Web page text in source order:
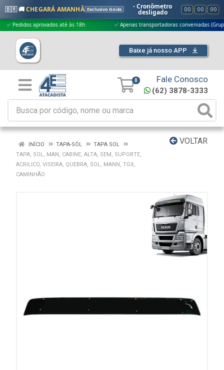
🇧🇷 🚚CHEGARÁ AMANHÃ Exclusivo Goiás - Cronômetro
desligado 00 : 00 : 00
aprovados até às 18h ✅ Apenas transportadoras conveniadas (Grupo G5)
Baixe já nosso APP
0 Fale Conosco
(62) 3878-3333
VOLTAR
INÍCIO TAPA-SÓL
TAPA SOL
TAPA, SOL, MAN, CABINE, ALTA, SEM, SUPORTE,
ACRILICO, VISEIRA, QUEBRA, SOL, MANN, TGX,
CAMINHÃO